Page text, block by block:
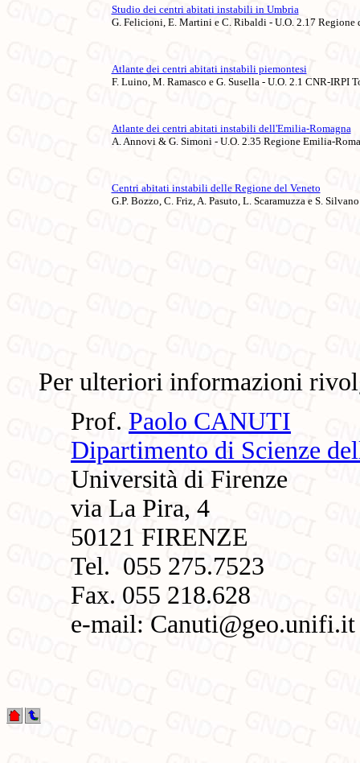
Studio dei centri abitati instabili in Umbria
G. Felicioni, E. Martini e C. Ribaldi - U.O. 2.17 Regione
Atlante dei centri abitati instabili piemontesi
F. Luino, M. Ramasco e G. Susella - U.O. 2.1 CNR-IRPI
Atlante dei centri abitati instabili dell'Emilia-Romagna
A. Annovi & G. Simoni - U.O. 2.35 Regione Emilia-
Centri abitati instabili delle Regione del Veneto
G.P. Bozzo, C. Friz, A. Pasuto, L. Scaramuzza e S.
Per ulteriori informazioni
Prof. Paolo CANUTI
Dipartimento di Scienze
Università di Firenze
via La Pira, 4
50121 FIRENZE
Tel. 055 275.7523
Fax. 055 218.628
e-mail: Canuti@geo.unifi.it